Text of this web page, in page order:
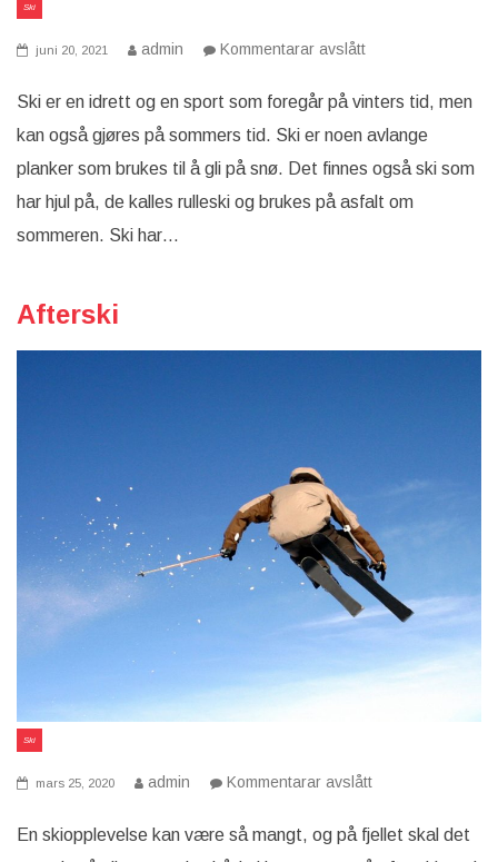
Ski
juni 20, 2021 admin Kommentarar avslåttpå
Ski er en idrett og en sport som foregår på vinters tid, men
kan også gjøres på sommers tid. Ski er noen avlange
planker som brukes til å gli på snø. Det finnes også ski som
har hjul på, de kalles rulleski og brukes på asfalt om
sommeren. Ski har…
Afterski
Ski
mars 25, 2020 admin Kommentarar avslåttpå
En skiopplevelse kan være så mangt, og på fjellet skal det